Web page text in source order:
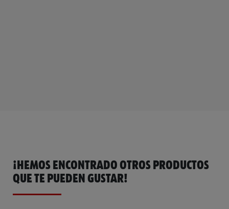
¡HEMOS ENCONTRADO OTROS PRODUCTOS
QUE TE PUEDEN GUSTAR!